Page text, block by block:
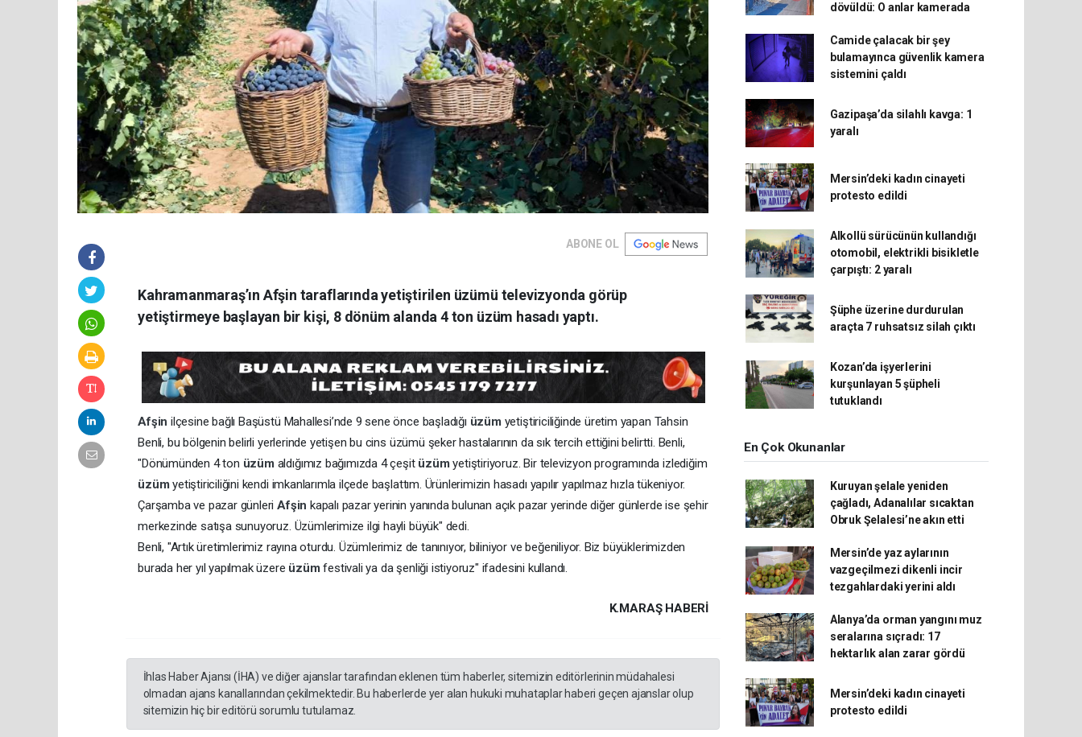
ABONE OL
Kahramanmaraş’ın Afşin taraflarında yetiştirilen üzümü televizyonda görüp
yetiştirmeye başlayan bir kişi, 8 dönüm alanda 4 ton üzüm hasadı yaptı.
Afşin ilçesine bağlı Başüstü Mahallesi’nde 9 sene önce başladığı üzüm yetiştiriciliğinde üretim yapan Tahsin
Benli, bu bölgenin belirli yerlerinde yetişen bu cins üzümü şeker hastalarının da sık tercih ettiğini belirtti. Benli,
"Dönümünden 4 ton üzüm aldığımız bağımızda 4 çeşit üzümyetiştiriyoruz. Bir televizyon programında izlediğim
üzümyetiştiriciliğini kendi imkanlarımla ilçede başlattım. Ürünlerimizin hasadı yapılır yapılmaz hızla tükeniyor.
Çarşamba ve pazar günleriAfşin kapalı pazar yerinin yanında bulunan açık pazar yerinde diğer günlerde ise şehir
merkezinde satışa sunuyoruz. Üzümlerimize ilgi hayli büyük" dedi.
Benli, "Artık üretimlerimiz rayına oturdu. Üzümlerimiz de tanınıyor, biliniyor ve beğeniliyor. Biz büyüklerimizden
burada her yıl yapılmak üzere üzümfestivali ya da şenliği istiyoruz" ifadesini kullandı.
K.MARAŞ HABERİ
İhlas Haber Ajansı (İHA) ve diğer ajanslar tarafından eklenen tüm haberler, sitemizin editörlerinin müdahalesi
olmadan ajans kanallarından çekilmektedir. Bu haberlerde yer alan hukuki muhataplar haberi geçen ajanslar olup
sitemizin hiç bir editörü sorumlu tutulamaz.
dövüldü: O anlar kamerada
Camide çalacak bir şey
bulamayınca güvenlik kamera
sistemini çaldı
Gazipaşa’da silahlı kavga: 1
yaralı
Mersin’deki kadın cinayeti
protesto edildi
Alkollü sürücünün kullandığı
otomobil, elektrikli bisikletle
çarpıştı: 2 yaralı
Şüphe üzerine durdurulan
araçta 7 ruhsatsız silah çıktı
Kozan’da işyerlerini
kurşunlayan 5 şüpheli
tutuklandı
En Çok Okunanlar
Kuruyan şelale yeniden
çağladı, Adanalılar sıcaktan
Obruk Şelalesi’ne akın etti
Mersin’de yaz aylarının
vazgeçilmezi dikenli incir
tezgahlardaki yerini aldı
Alanya’da orman yangını muz
seralarına sıçradı: 17
hektarlık alan zarar gördü
Mersin’deki kadın cinayeti
protesto edildi